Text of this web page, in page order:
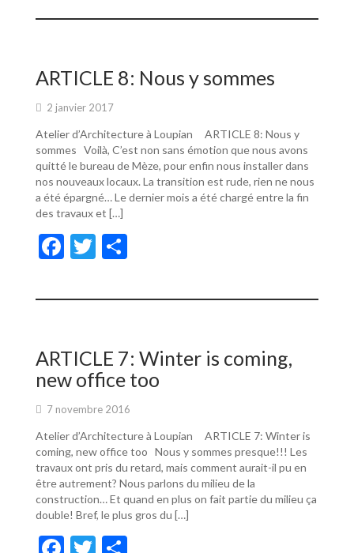
e
o
o
k
itt ta
er
ARTICLE 8: Nous y sommes
2 janvier 2017
Atelier d’Architecture à Loupian ARTICLE 8: Nous y
sommes Voilà, C’est non sans émotion que nous avons
quitté le bureau de Mèze, pour enfin nous installer dans
nos nouveaux locaux. La transition est rude, rien ne nous
a été épargné… Le dernier mois a été chargé entre la fin
des travaux et […]
F
e
o
o
k
T
itt ta
er
ARTICLE 7: Winter is coming,
new office too
7 novembre 2016
Atelier d’Architecture à Loupian ARTICLE 7: Winter is
coming, new office too Nous y sommes presque!!! Les
travaux ont pris du retard, mais comment aurait-il pu en
être autrement? Nous parlons du milieu de la
construction… Et quand en plus on fait partie du milieu ça
double! Bref, le plus gros du […]